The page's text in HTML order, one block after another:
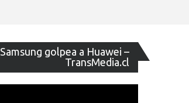
Samsung golpea a Huawei –
TransMedia.cl
de
vídeo